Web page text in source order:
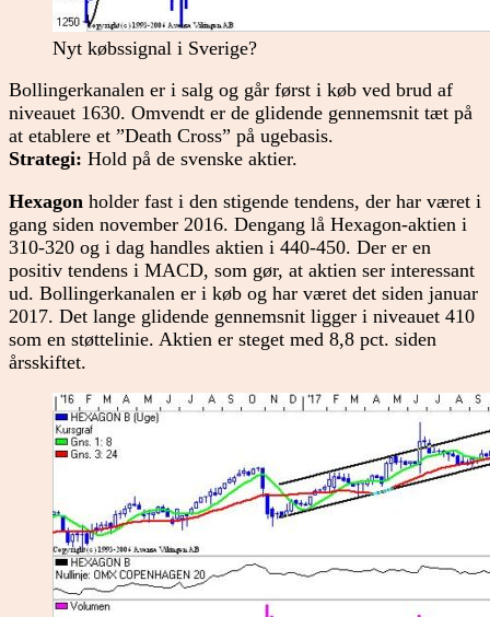
Nyt købssignal i Sverige?
Bollingerkanalen er i salg og går først i køb ved brud af
niveauet 1630. Omvendt er de glidende gennemsnit tæt på
at etablere et ”Death Cross” på ugebasis.
Strategi: Hold på de svenske aktier.
Hexagon holder fast i den stigende tendens, der har været i
gang siden november 2016. Dengang lå Hexagon-aktien i
310-320 og i dag handles aktien i 440-450. Der er en
positiv tendens i MACD, som gør, at aktien ser interessant
ud. Bollingerkanalen er i køb og har været det siden januar
2017. Det lange glidende gennemsnit ligger i niveauet 410
som en støttelinie. Aktien er steget med 8,8 pct. siden
årsskiftet.